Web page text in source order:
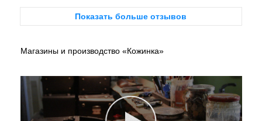
Показать больше отзывов
Магазины и производство «Кожинка»